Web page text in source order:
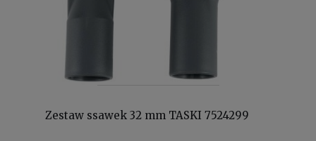
Zestaw ssawek 32 mm TASKI 7524299